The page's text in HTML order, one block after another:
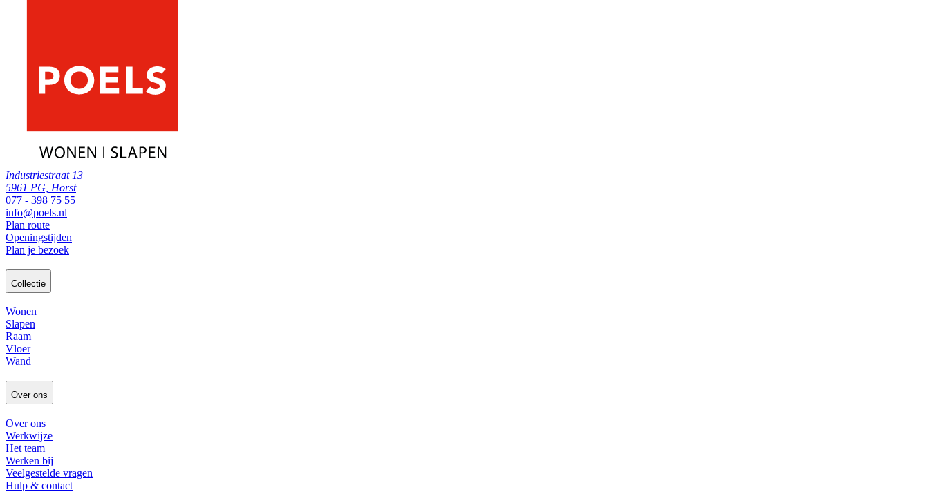
Industriestraat 13
5961 PG, Horst
077 - 398 75 55
info@poels.nl
Plan route
Openingstijden
Plan je bezoek
Collectie
Wonen
Slapen
Raam
Vloer
Wand
Over ons
Over ons
Werkwijze
Het team
Werken bij
Veelgestelde vragen
Hulp & contact